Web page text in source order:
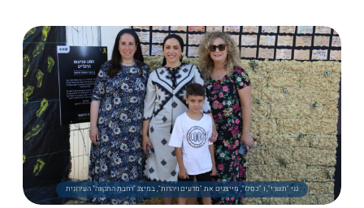
גני "תשרי", ו "כסלו", מייצגים את "מדעים ויהדות", במיצג "רחבת התקווה" העירונית